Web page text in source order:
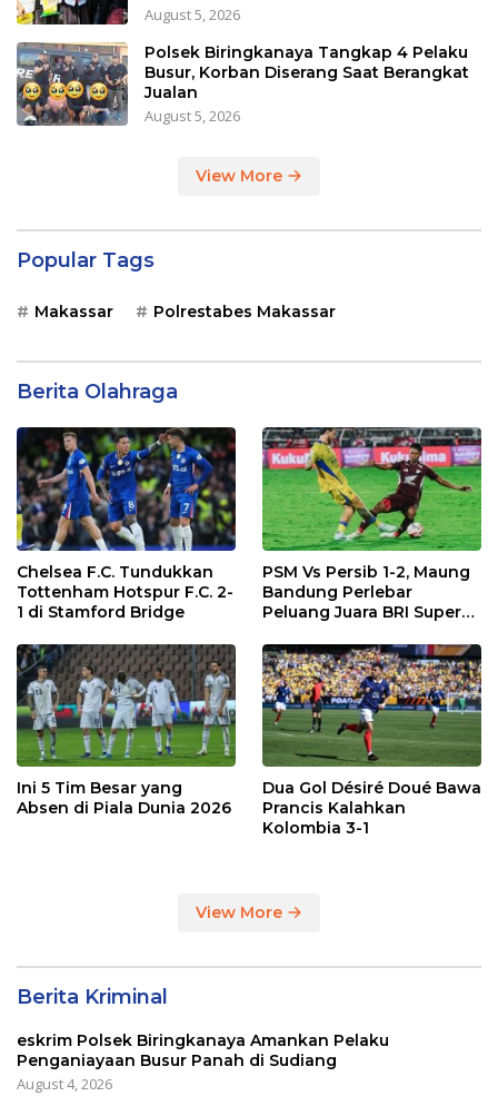
August 5, 2026
Polsek Biringkanaya Tangkap 4 Pelaku
Busur, Korban Diserang Saat Berangkat
Jualan
August 5, 2026
View More
Popular Tags
Makassar Polrestabes Makassar
Berita Olahraga
Chelsea F.C. Tundukkan
Tottenham Hotspur F.C. 2-
1 di Stamford Bridge
PSM Vs Persib 1-2, Maung
Bandung Perlebar
Peluang Juara BRI Super
Ini 5 Tim Besar yang
Absen di Piala Dunia 2026
Dua Gol Désiré Doué Bawa
Prancis Kalahkan
Kolombia 3-1
View More
Berita Kriminal
eskrim Polsek Biringkanaya Amankan Pelaku
Penganiayaan Busur Panah di Sudiang
August 4, 2026